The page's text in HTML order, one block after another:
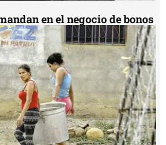
en el negocio de bonos